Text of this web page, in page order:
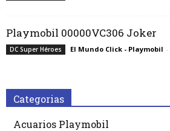
Playmobil 00000VC306 Joker
DC Super Héroes El Mundo Click - Playmobil -
Categorias
Acuarios Playmobil